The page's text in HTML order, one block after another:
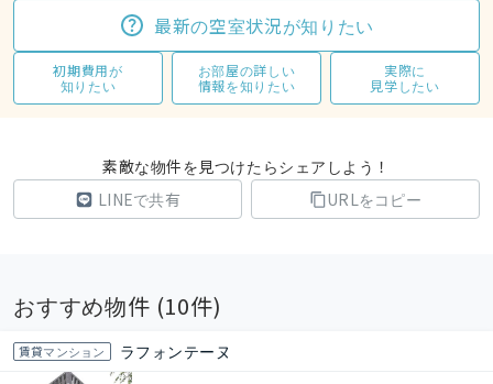
最新の空室状況が知りたい
初期費用が
知りたい
お部屋の詳しい
情報を知りたい
実際に
見学したい
素敵な物件を見つけたらシェアしよう！
LINEで共有
URLをコピー
おすすめ物件 (10件)
賃貸マンション ラフォンテーヌ